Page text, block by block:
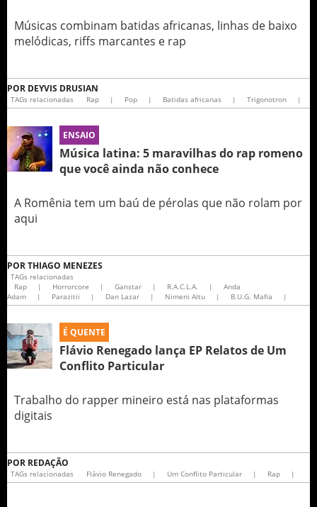
Músicas combinam batidas africanas, linhas de baixo
melódicas, riffs marcantes e rap
POR DEYVIS DRUSIAN
TAGs relacionadas Rap | Pop | Batidas africanas | Trigonotron |
ENSAIO
Música latina: 5 maravilhas do rap romeno
que você ainda não conhece
A Romênia tem um baú de pérolas que não rolam por
aqui
PORTHIAGO MENEZES
TAGs relacionadas
Rap
| Horrorcore | Ganstar | R.A.C.L.A. |
Anda
Adam
| Parazitii | Dan Lazar | Nimeni Altu | B.U.G. Mafia |
É QUENTE
Flávio Renegado lança EP Relatos de Um
Conflito Particular
Trabalho do rapper mineiro está nas plataformas
digitais
POR REDAÇÃO
TAGs relacionadas Flávio Renegado | Um Conflito Particular | Rap |